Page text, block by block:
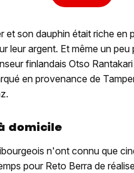
et son dauphin était riche en
leur argent. Et même un
finlandais Otso
en provenance de
domicile
n'ont connu que
pour Reto Berra de